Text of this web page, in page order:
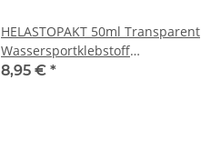
HELASTOPAKT 50ml Transparent
Wassersportklebstoff
Wassersportkleber
8,95 € *